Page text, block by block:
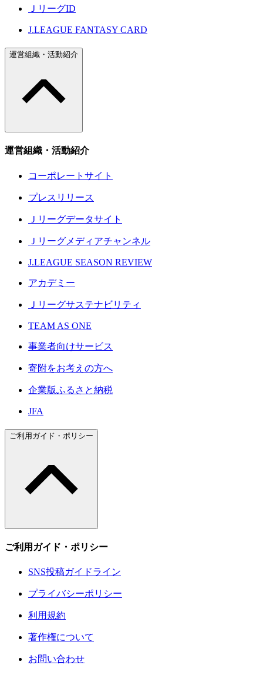
ＪリーグID
J.LEAGUE FANTASY CARD
運営組織・活動紹介
運営組織・活動紹介
コーポレートサイト
プレスリリース
Ｊリーグデータサイト
Ｊリーグメディアチャンネル
J.LEAGUE SEASON REVIEW
アカデミー
Ｊリーグサステナビリティ
TEAM AS ONE
事業者向けサービス
寄附をお考えの方へ
企業版ふるさと納税
JFA
ご利用ガイド・ポリシー
ご利用ガイド・ポリシー
SNS投稿ガイドライン
プライバシーポリシー
利用規約
著作権について
お問い合わせ